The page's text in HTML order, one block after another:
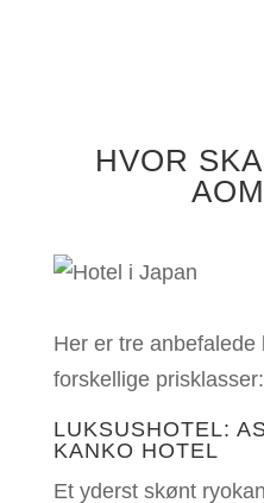
HVOR
Her er tre anbefalede
forskellige prisklasser:
LUKSUSHOTEL:
KANKO HOTEL
Et yderst skønt